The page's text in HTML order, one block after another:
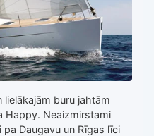
lielākajām buru jahtām
Happy. Neaizmirstami
Daugavu un Rīgas līci